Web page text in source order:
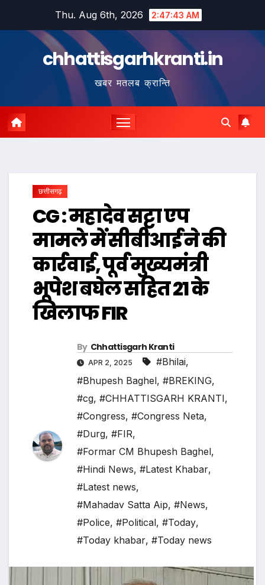
Thu. Aug 6th, 2026 2:47:44 AM
chhattisgarhkranti.in
खबर मतलब क्रान्ति
छत्तीसगढ़
CG : महादेव सट्टा एप
मामले में सीबीआई ने की
कार्रवाई, पूर्व मुख्यमंत्री
भूपेश बघेल सहित 21 के
खिलाफ FIR
By Chhattisgarh Kranti
APR 2, 2025 #Bhilai,
#Bhupesh Baghel, #BREKING,
#cg, #CHHATTISGARH KRANTI,
#Congress, #Congress Neta,
#Durg, #FIR,
#Formar CM Bhupesh Baghel,
#Hindi News, #Latest Khabar,
#Latest news,
#Mahadav Satta Aip, #News,
#Police, #Political, #Today,
#Today khabar, #Today news